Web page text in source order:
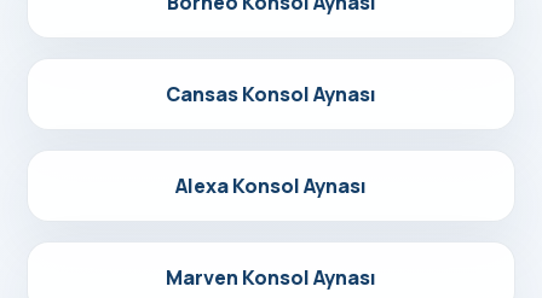
Detayları Gör
Cansas Konsol Aynası
Detayları Gör
Alexa Konsol Aynası
Detayları Gör
Marven Konsol Aynası